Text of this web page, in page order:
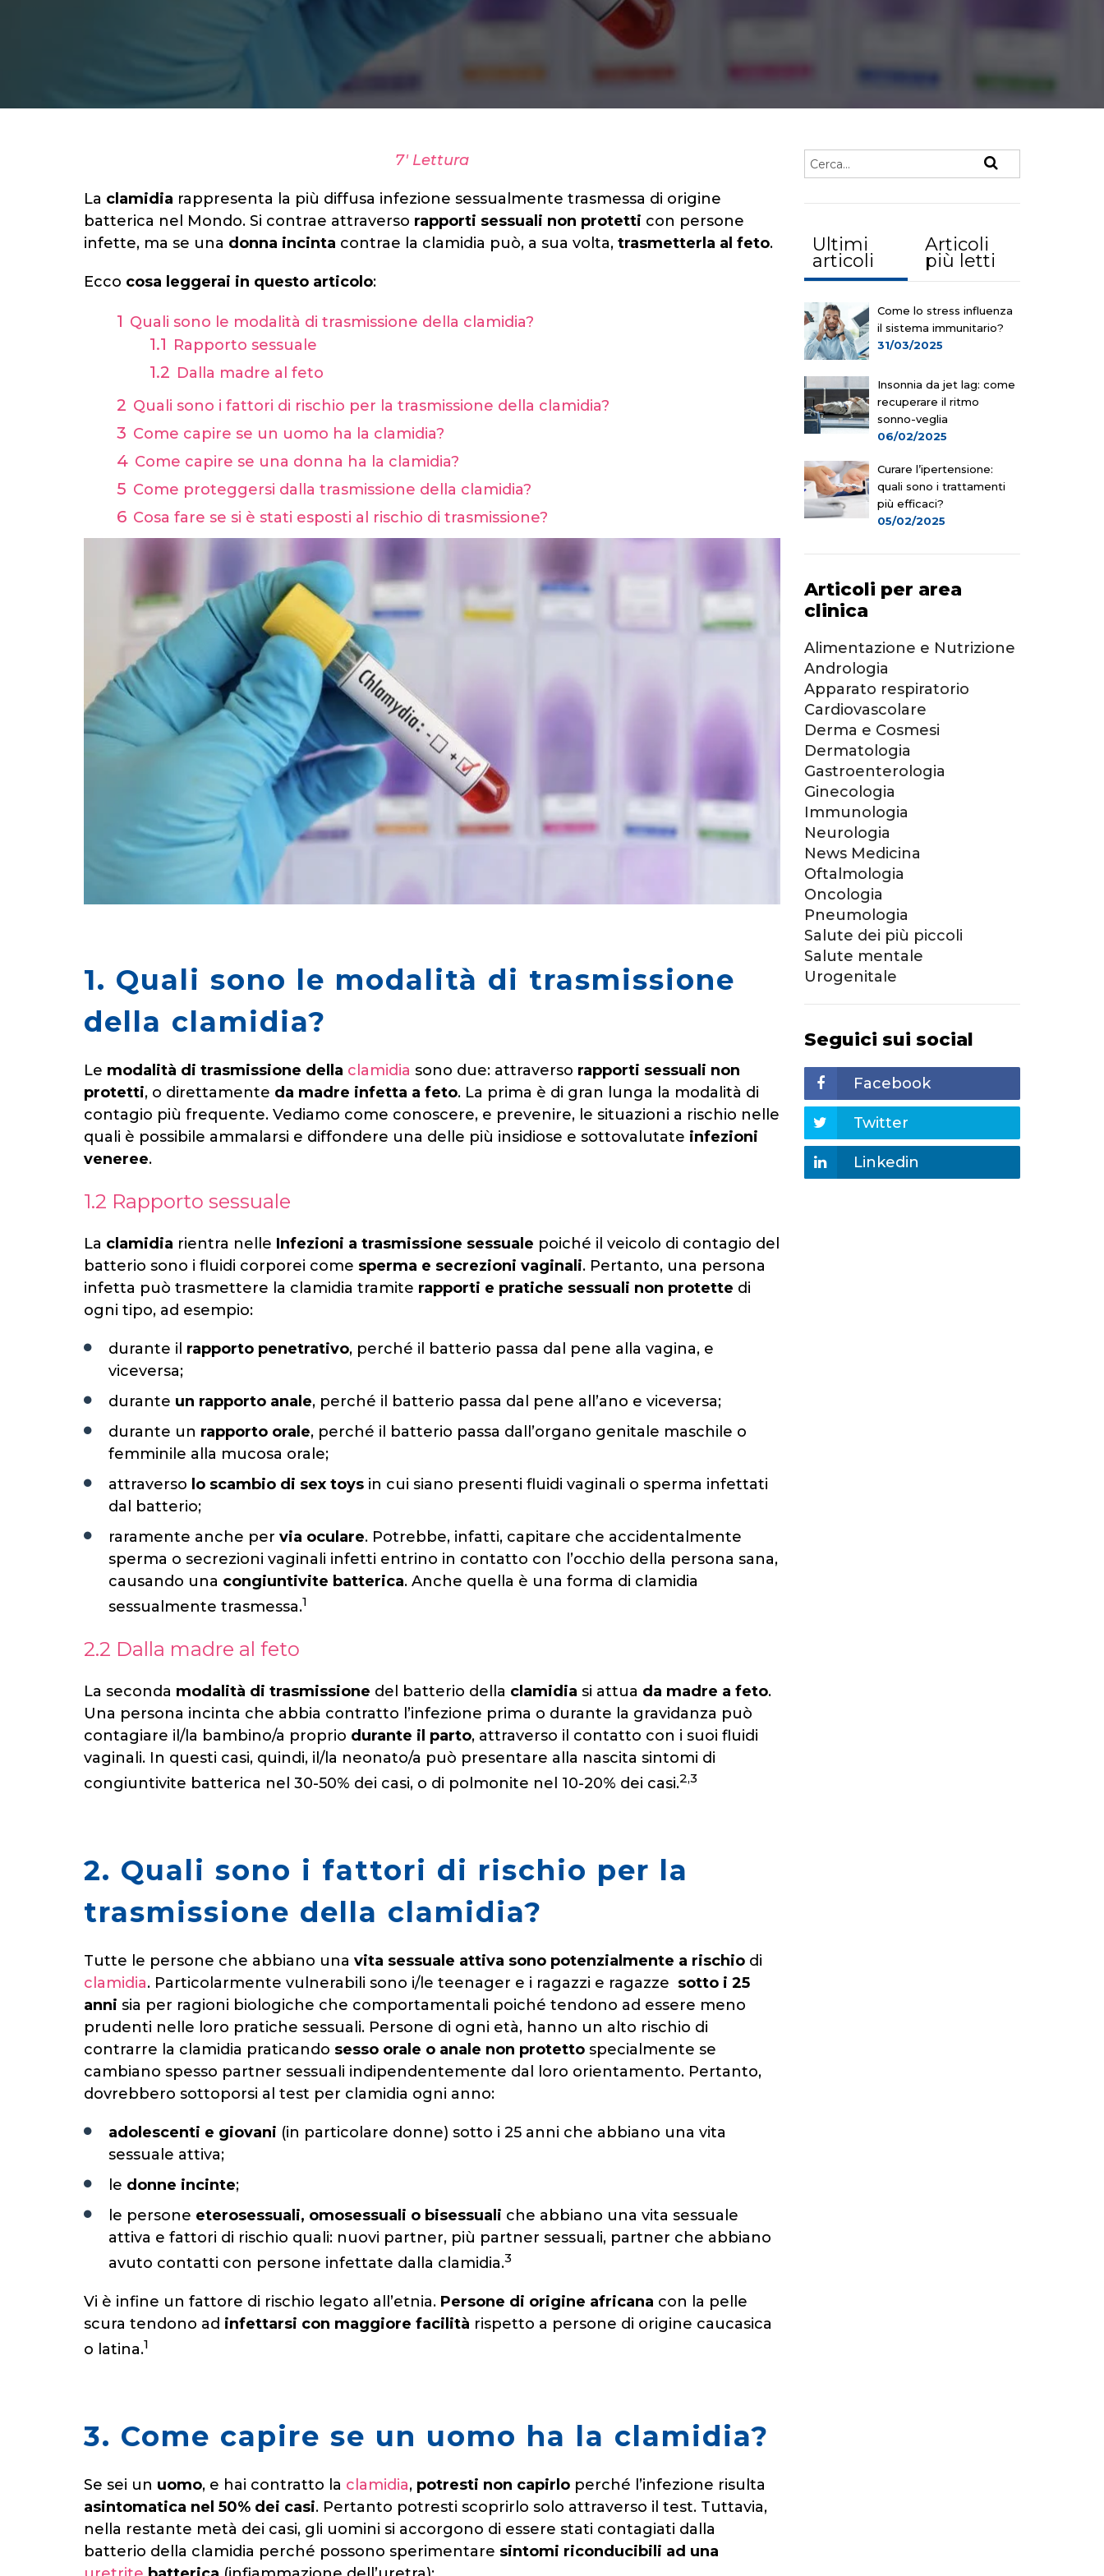
7' Lettura
La clamidia rappresenta la più diffusa infezione sessualmente trasmessa di origine
batterica nel Mondo. Si contrae attraverso rapporti sessuali non protetti con persone
infette, ma se una donna incinta contrae la clamidia può, a sua volta, trasmetterla al feto.
Ecco cosa leggerai in questo articolo:
Quali sono le modalità di trasmissione della clamidia?
Rapporto sessuale
Dalla madre al feto
Quali sono i fattori di rischio per la trasmissione della clamidia?
Come capire se un uomo ha la clamidia?
Come capire se una donna ha la clamidia?
Come proteggersi dalla trasmissione della clamidia?
Cosa fare se si è stati esposti al rischio di trasmissione?
1. Quali sono le modalità di trasmissione
della clamidia?
Le modalità di trasmissione della clamidia sono due: attraverso rapporti sessuali non
protetti, o direttamente da madre infetta a feto. La prima è di gran lunga la modalità di
contagio più frequente. Vediamo come conoscere, e prevenire, le situazioni a rischio nelle
quali è possibile ammalarsi e diffondere una delle più insidiose e sottovalutate infezioni
veneree.
1.2 Rapporto sessuale
La clamidia rientra nelle Infezioni a trasmissione sessuale poiché il veicolo di contagio del
batterio sono i fluidi corporei come sperma e secrezioni vaginali. Pertanto, una persona
infetta può trasmettere la clamidia tramite rapporti e pratiche sessuali non protette di
ogni tipo, ad esempio:
durante il rapporto penetrativo, perché il batterio passa dal pene alla vagina, e
viceversa;
durante un rapporto anale, perché il batterio passa dal pene all’ano e viceversa;
durante un rapporto orale, perché il batterio passa dall’organo genitale maschile o
femminile alla mucosa orale;
attraverso lo scambio di sex toys in cui siano presenti fluidi vaginali o sperma infettati
dal batterio;
raramente anche per via oculare. Potrebbe, infatti, capitare che accidentalmente
sperma o secrezioni vaginali infetti entrino in contatto con l’occhio della persona sana,
causando una congiuntivite batterica. Anche quella è una forma di clamidia
sessualmente trasmessa.1
2.2 Dalla madre al feto
La seconda modalità di trasmissione del batterio della clamidia si attua da madre a feto.
Una persona incinta che abbia contratto l’infezione prima o durante la gravidanza può
contagiare il/la bambino/a proprio durante il parto, attraverso il contatto con i suoi fluidi
vaginali. In questi casi, quindi, il/la neonato/a può presentare alla nascita sintomi di
congiuntivite batterica nel 30-50% dei casi, o di polmonite nel 10-20% dei casi.2,3
2. Quali sono i fattori di rischio per la
trasmissione della clamidia?
Tutte le persone che abbiano una vita sessuale attiva sono potenzialmente a rischio di
clamidia. Particolarmente vulnerabili sono i/le teenager e i ragazzi e ragazze sotto i 25
anni sia per ragioni biologiche che comportamentali poiché tendono ad essere meno
prudenti nelle loro pratiche sessuali. Persone di ogni età, hanno un alto rischio di
contrarre la clamidia praticando sesso orale o anale non protetto specialmente se
cambiano spesso partner sessuali indipendentemente dal loro orientamento. Pertanto,
dovrebbero sottoporsi al test per clamidia ogni anno:
adolescenti e giovani (in particolare donne) sotto i 25 anni che abbiano una vita
sessuale attiva;
le donne incinte;
le persone eterosessuali, omosessuali o bisessuali che abbiano una vita sessuale
attiva e fattori di rischio quali: nuovi partner, più partner sessuali, partner che abbiano
avuto contatti con persone infettate dalla clamidia.3
Vi è infine un fattore di rischio legato all’etnia. Persone di origine africana con la pelle
scura tendono ad infettarsi con maggiore facilità rispetto a persone di origine caucasica
o latina.1
3. Come capire se un uomo ha la clamidia?
Se sei un uomo, e hai contratto la clamidia, potresti non capirlo perché l’infezione risulta
asintomatica nel 50% dei casi. Pertanto potresti scoprirlo solo attraverso il test. Tuttavia,
nella restante metà dei casi, gli uomini si accorgono di essere stati contagiati dalla
batterio della clamidia perché possono sperimentare sintomi riconducibili ad una
Ultimi
articoli
Articoli
più letti
Come lo stress influenza
il sistema immunitario?
31/03/2025
Insonnia da jet lag: come
recuperare il ritmo
sonno-veglia
06/02/2025
Curare l’ipertensione:
quali sono i trattamenti
più efficaci?
05/02/2025
Articoli per area
clinica
Alimentazione e Nutrizione
Andrologia
Apparato respiratorio
Cardiovascolare
Derma e Cosmesi
Dermatologia
Gastroenterologia
Ginecologia
Immunologia
Neurologia
News Medicina
Oftalmologia
Oncologia
Pneumologia
Salute dei più piccoli
Salute mentale
Urogenitale
Seguici sui social
Facebook
Twitter
Linkedin